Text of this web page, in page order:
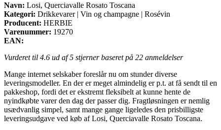
Navn: Losi, Querciavalle Rosato Toscana
Kategori: Drikkevarer | Vin og champagne | Rosévin
Producent: HERBIE
Varenummer: 19270
EAN:
Vurderet til 4.6 ud af 5 stjerner baseret på 22 anmeldelser
Mange internet selskaber foreslår nu om stunder diverse
leveringsmodeller. En der er meget almindelig er p.t. at få sendt til en
pakkeshop, fordi det er ekstremt fleksibelt at kunne hente de
nyindkøbte varer den dag der passer dig. Fragtløsningen er nemlig
usædvanlig simpel, samt mange gange ligeledes den prisbilligste
leveringsudgave ved køb af Losi, Querciavalle Rosato Toscana.